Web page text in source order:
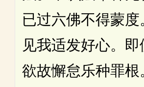
已过六佛不得蒙度
见我适发好心。即
欲故懈怠乐种罪根